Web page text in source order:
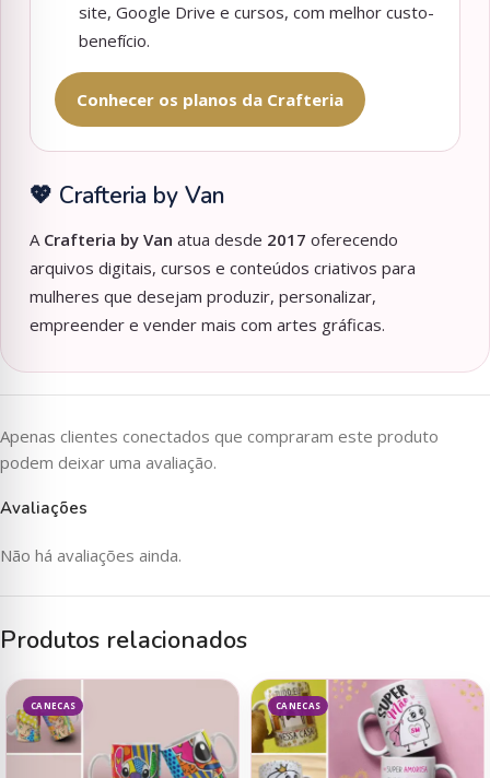
site, Google Drive e cursos, com melhor custo-
benefício.
Conhecer os planos da Crafteria
💖 Crafteria by Van
A Crafteria by Van atua desde 2017 oferecendo
arquivos digitais, cursos e conteúdos criativos para
mulheres que desejam produzir, personalizar,
empreender e vender mais com artes gráficas.
Avaliações
Não há avaliações ainda.
Apenas clientes conectados que compraram este produto
podem deixar uma avaliação.
Produtos relacionados
CANECAS CANECAS